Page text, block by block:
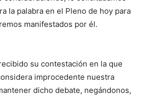
la palabra en el Pleno de hoy para
manifestados por él.
su contestación en la que
improcedente nuestra
dicho debate, negándonos,